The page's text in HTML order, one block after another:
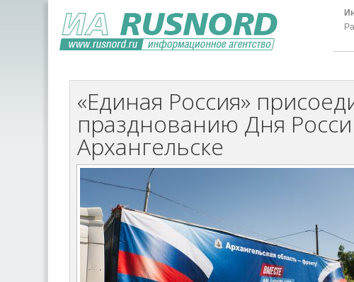
«Единая Россия»
празднованию Дня
Архангельске